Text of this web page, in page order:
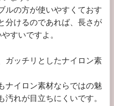
ルの方が使いやすくておす
分けるのであれば、長さが
すいですよ。
ガッチリとしたナイロン素
ナイロン素材ならではの魅
れが目立ちにくいです。